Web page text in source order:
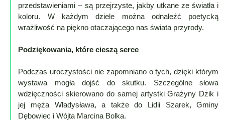
Przepisy
Dodaj
Świat
Wioska
Dom
Ogłoszenia
przedstawieniami – są przejrzyste, jakby utkane ze światła i
koloru. W każdym dziele można odnaleźć poetycką
wrażliwość na piękno otaczającego nas świata przyrody.
Podziękowania, które cieszą serce
Podczas uroczystości nie zapomniano o tych, dzięki którym
wystawa mogła dojść do skutku. Szczególne słowa
wdzięczności skierowano do samej artystki Grażyny Dzik i
jej męża Władysława, a także do Lidii Szarek, Gminy
Dębowiec i Wójta Marcina Bolka.